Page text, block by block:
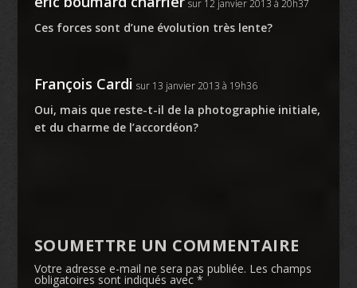
sur 12 janvier 2013 à 20h37
Ces forces sont d’une évolution très lente?
François Cardi sur 13 janvier 2013 à 19h36
Oui, mais que reste-t-il de la photographie initiale,
et du charme de l’accordéon?
SOUMETTRE UN COMMENTAIRE
Votre adresse e-mail ne sera pas publiée. Les champs
obligatoires sont indiqués avec *